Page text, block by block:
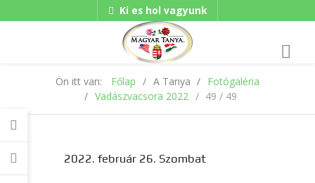
Ki es hol vagyunk
Hungarian/Magyar
American/English
Ön itt van: Főlap A Tanya
Fotógaléria
Vadászvacsora 2022
49 / 49
2022. február 26. Szombat